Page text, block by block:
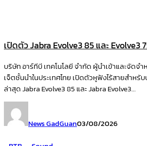
เปิดตัว Jabra Evolve3 85 และ Evolve3
บริษัท อาร์ทีบี เทคโนโลยี จำกัด ผู้นำเข้าและจัดจ
เจ็ตชั้นนำในประเทศไทย เปิดตัวหูฟังไร้สายสำหรั
ล่าสุด Jabra Evolve3 85 และ Jabra Evolve3...
News GadGuan03/08/2026